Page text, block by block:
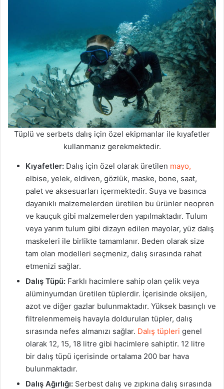
Tüplü ve serbets dalış için özel ekipmanlar ile kıyafetler
kullanmanız gerekmektedir.
Kıyafetler: Dalış için özel olarak üretilen mayo,
elbise, yelek, eldiven, gözlük, maske, bone, saat,
palet ve aksesuarları içermektedir. Suya ve basınca
dayanıklı malzemelerden üretilen bu ürünler neopren
ve kauçuk gibi malzemelerden yapılmaktadır. Tulum
veya yarım tulum gibi dizayn edilen mayolar, yüz dalış
maskeleri ile birlikte tamamlanır. Beden olarak size
tam olan modelleri seçmeniz, dalış sırasında rahat
etmenizi sağlar.
Dalış Tüpü: Farklı hacimlere sahip olan çelik veya
alüminyumdan üretilen tüplerdir. İçerisinde oksijen,
azot ve diğer gazlar bulunmaktadır. Yüksek basınçlı ve
filtrelenmemeiş havayla doldurulan tüpler, dalış
sırasında nefes almanızı sağlar. Dalış tüpleri genel
olarak 12, 15, 18 litre gibi hacimlere sahiptir. 12 litre
bir dalış tüpü içerisinde ortalama 200 bar hava
bulunmaktadır.
Dalış Ağırlığı: Serbest dalış ve zıpkına dalış sırasında